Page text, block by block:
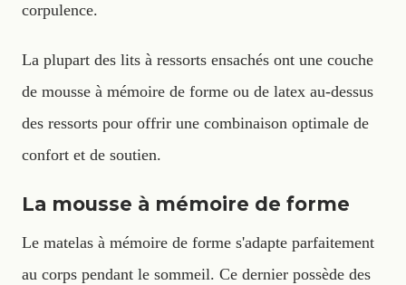
corpulence.
La plupart des lits à ressorts ensachés ont une couche
de mousse à mémoire de forme ou de latex au-dessus
des ressorts pour offrir une combinaison optimale de
confort et de soutien.
La mousse à mémoire de forme
Le matelas à mémoire de forme s'adapte parfaitement
au corps pendant le sommeil. Ce dernier possède des